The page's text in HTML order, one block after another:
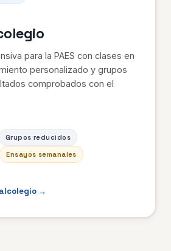
para la PAES con clases en
personalizado y grupos
comprobados con el
Grupos reducidos
Ensayos semanales
→